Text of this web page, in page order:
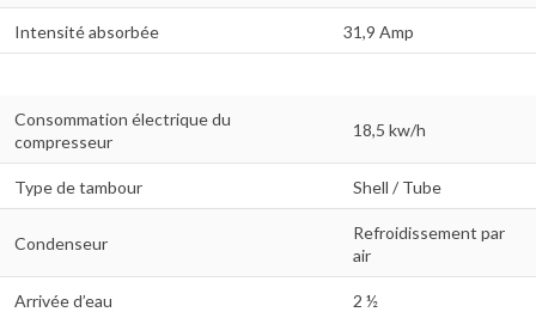
Intensité absorbée 31,9 Amp
Consommation électrique du
compresseur
18,5 kw/h
Type de tambour Shell / Tube
Condenseur
Refroidissement par
air
Arrivée d’eau 2 ½